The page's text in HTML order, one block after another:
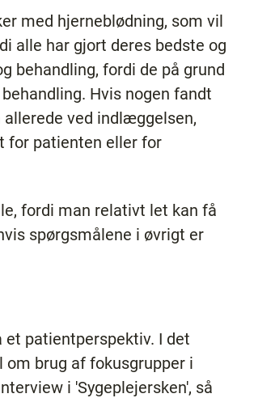
med hjerneblødning, som vil
alle har gjort deres bedste og
behandling, fordi de på grund
Hvis nogen fandt
ved indlæggelsen,
for patienten eller for
fordi man relativt let kan få
spørgsmålene i øvrigt er
et patientperspektiv. I det
om brug af fokusgrupper i
i 'Sygeplejersken', så